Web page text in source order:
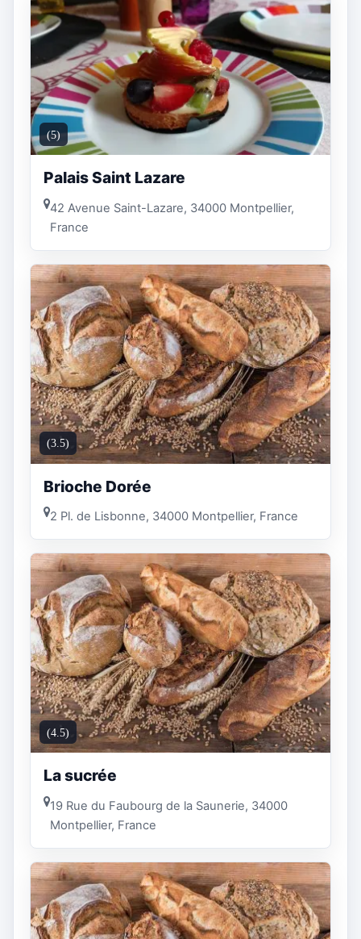
(5)
Palais Saint Lazare
42 Avenue Saint-Lazare, 34000 Montpellier,
France
(3.5)
Brioche Dorée
2 Pl. de Lisbonne, 34000 Montpellier, France
(4.5)
La sucrée
19 Rue du Faubourg de la Saunerie, 34000
Montpellier, France